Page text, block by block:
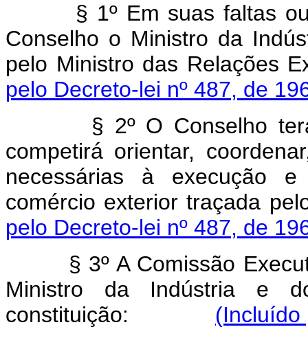
§ 1º Em suas faltas
Conselho o Ministro da
pelo Ministro das
pelo Decreto-lei nº 487, de
§ 2º O Conselho
competirá orientar,
necessárias à execução
comércio exterior
pelo Decreto-lei nº 487, de
§ 3º A Comissão
Ministro da Indústria e
constituição: (Incluído